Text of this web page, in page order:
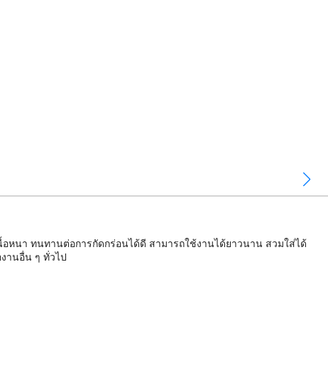
นา ทนทานต่อการกัดกร่อนได้ดี สามารถใช้งานได้ยาวนาน สวมใส่ได้
านอื่น ๆ ทั่วไป